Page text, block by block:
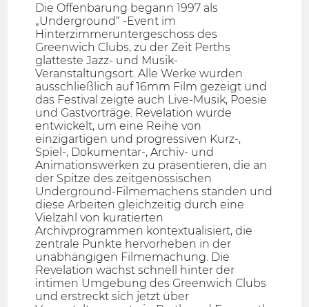
Die Offenbarung begann 1997 als
„Underground“ -Event im
Hinterzimmeruntergeschoss des
Greenwich Clubs, zu der Zeit Perths
glatteste Jazz- und Musik-
Veranstaltungsort. Alle Werke wurden
ausschließlich auf 16mm Film gezeigt und
das Festival zeigte auch Live-Musik, Poesie
und Gastvorträge. Revelation wurde
entwickelt, um eine Reihe von
einzigartigen und progressiven Kurz-,
Spiel-, Dokumentar-, Archiv- und
Animationswerken zu präsentieren, die an
der Spitze des zeitgenössischen
Underground-Filmemachens standen und
diese Arbeiten gleichzeitig durch eine
Vielzahl von kuratierten
Archivprogrammen kontextualisiert, die
zentrale Punkte hervorheben in der
unabhängigen Filmemachung. Die
Revelation wächst schnell hinter der
intimen Umgebung des Greenwich Clubs
und erstreckt sich jetzt über